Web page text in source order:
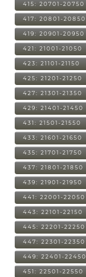
415: 20701-20750
417: 20801-20850
419: 20901-20950
421: 21001-21050
423: 21101-21150
425: 21201-21250
427: 21301-21350
429: 21401-21450
431: 21501-21550
433: 21601-21650
435: 21701-21750
437: 21801-21850
439: 21901-21950
441: 22001-22050
443: 22101-22150
445: 22201-22250
447: 22301-22350
449: 22401-22450
451: 22501-22550